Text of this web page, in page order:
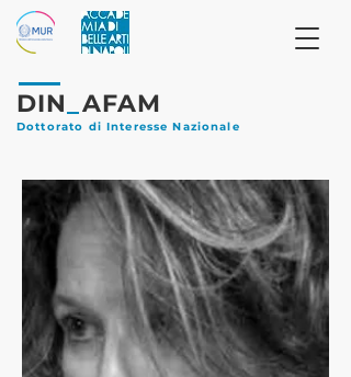
DIN AFAM
Dottorato di Interesse Nazionale